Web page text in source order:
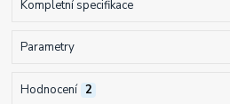
Kompletní specifikace
Parametry
Hodnocení 2